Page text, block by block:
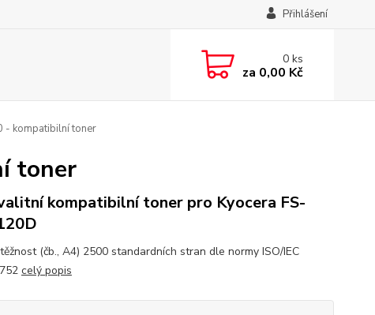
Přihlášení
0ks
za 0,00 Kč
- kompatibilní toner
toner
kompatibilní toner pro Kyocera FS-
(čb., A4) 2500 standardních stran dle normy ISO/IEC
celý popis